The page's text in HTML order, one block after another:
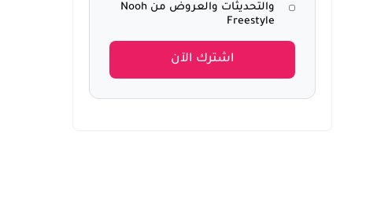
والتحديثات والعروض من Nooh
Freestyle
اشترك الآن